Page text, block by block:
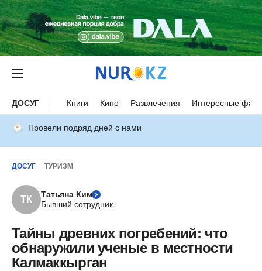
ДОСУГ Книги Кино Развлечения Интересные
Провели подряд дней с нами
ДОСУГ ТУРИЗМ
ТК
Татьяна Ким
Бывший сотрудник
Тайны древних погребений: что
обнаружили ученые в местности
Калмаккырган